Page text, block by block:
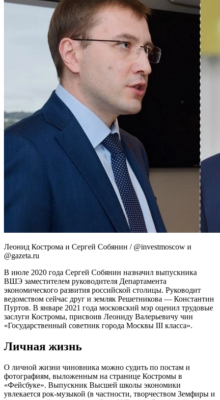
Леонид Кострома и Сергей Собянин / @investmoscow и
@gazeta.ru
В июле 2020 года Сергей Собянин назначил выпускника
ВШЭ заместителем руководителя Департамента
экономического развития российской столицы. Руководит
ведомством сейчас друг и земляк Решетникова — Константин
Пуртов. В январе 2021 года московский мэр оценил трудовые
заслуги Костромы, присвоив Леониду Валерьевичу чин
«Государственный советник города Москвы III класса».
Личная жизнь
О личной жизни чиновника можно судить по постам и
фотографиям, выложенным на странице Костромы в
«Фейсбуке». Выпускник Высшей школы экономики
увлекается рок-музыкой (в частности, творчеством Земфиры и